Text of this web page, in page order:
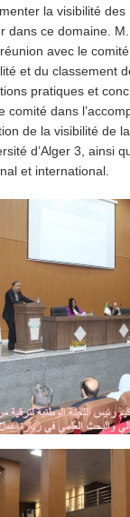
la visibilité
dans ce domaine.
avec le
et du classement
pratiques et
comité dans
de la visibilité de
d’Alger 3, ainsi
et international.